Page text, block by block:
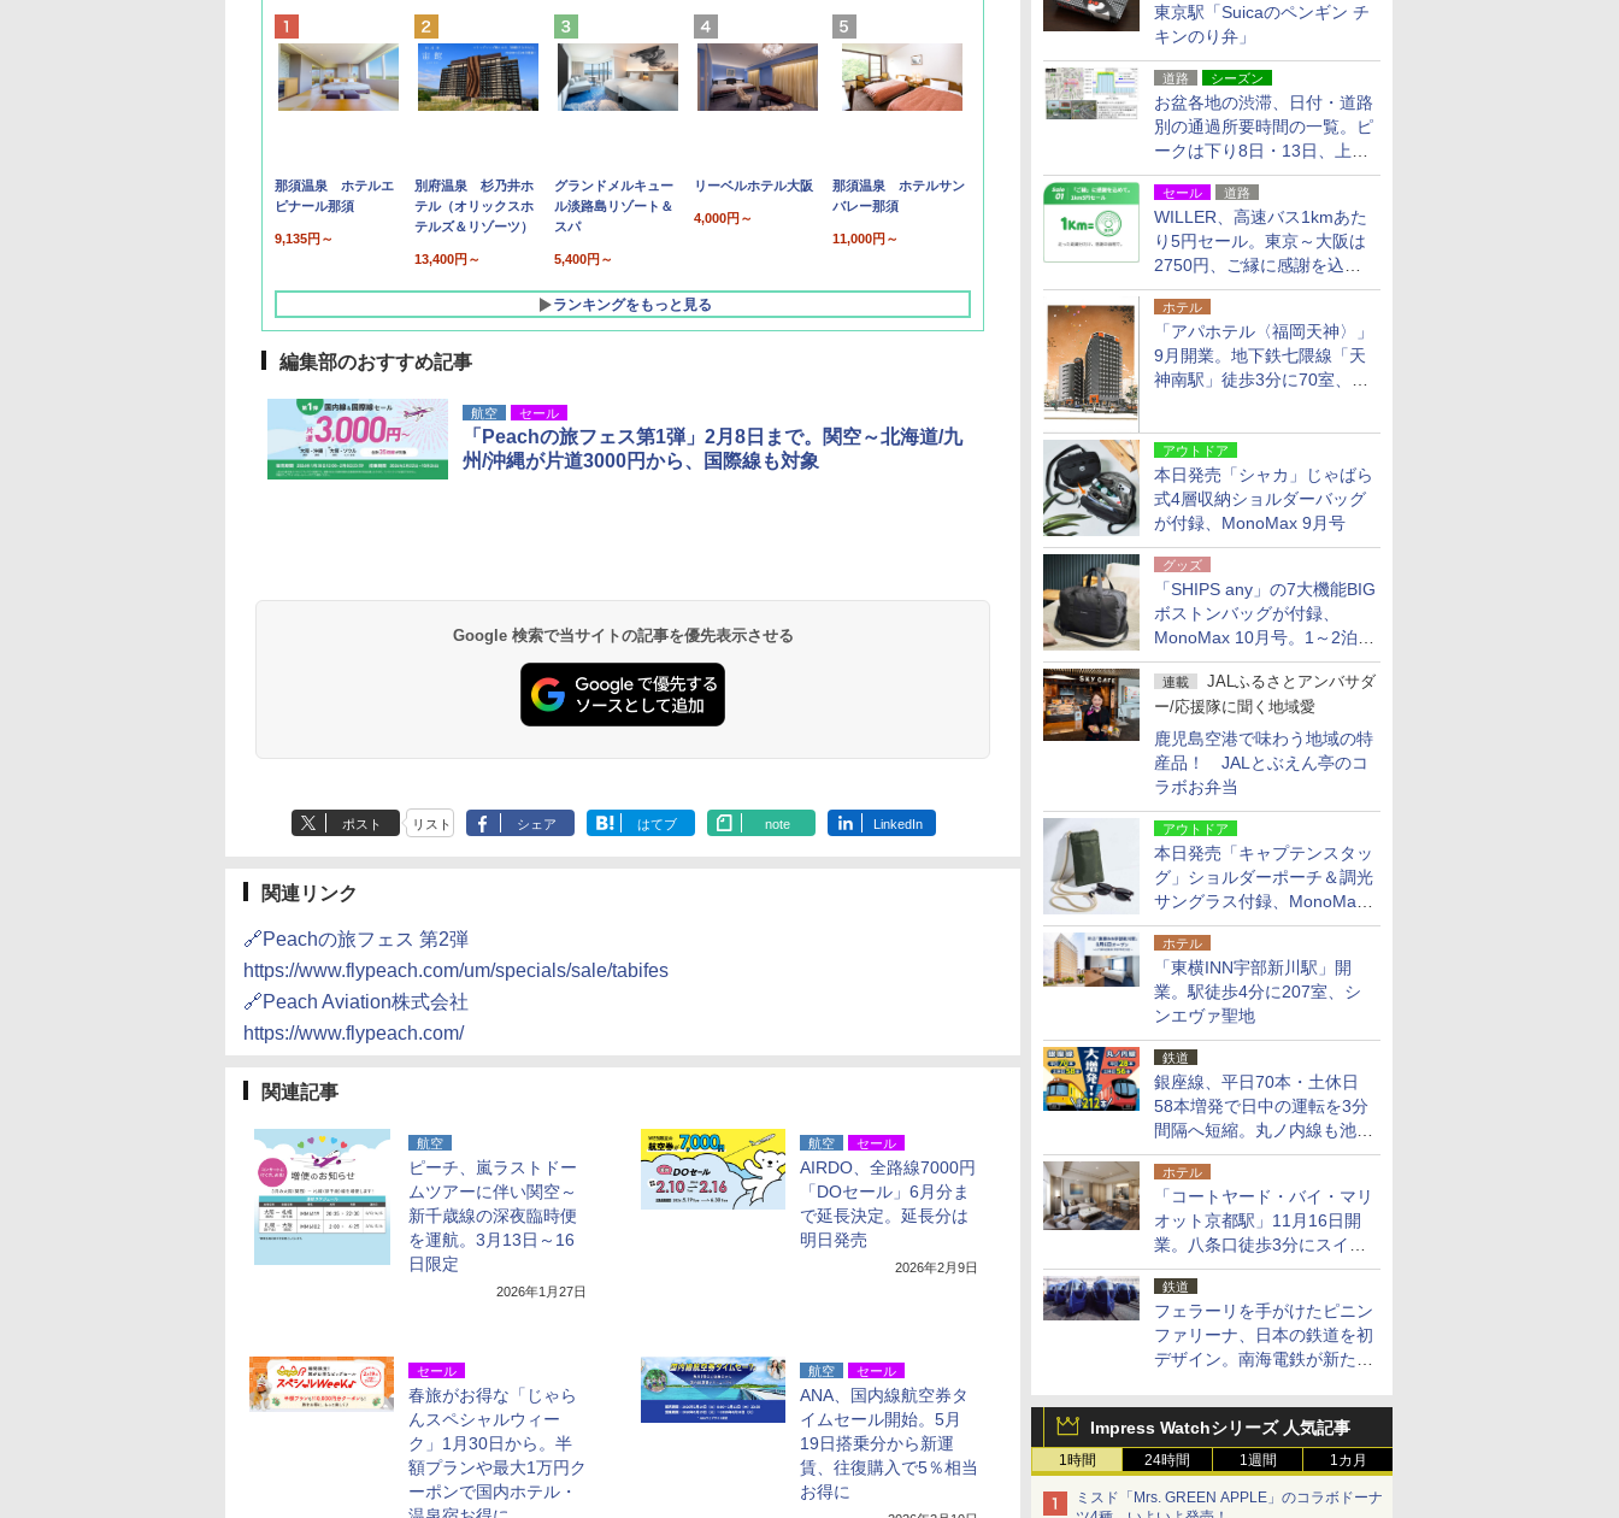
東京駅「Suicaのペンギン チ
キンのり弁」
道路 シーズン
お盆各地の渋滞、日付・道路
別の通過所要時間の一覧。ピ
ークは下り8日・13日、上り
14日・15日
セール 道路
WILLER、高速バス1kmあた
り5円セール。東京～大阪は
2750円、ご縁に感謝を込め
た20周年記念キャンペーン
ホテル
「アパホテル〈福岡天神〉」
9月開業。地下鉄七隈線「天
神南駅」徒歩3分に70室、エ
アウトドア
本日発売「シャカ」じゃばら
式4層収納ショルダーバッグ
が付録、MonoMax 9月号
グッズ
「SHIPS any」の7大機能BIG
ボストンバッグが付録、
MonoMax 10月号。1～2泊の
荷物、キャリーオンも可能
連載
JALふるさとアンバサダ
ー/応援隊に聞く地域愛
鹿児島空港で味わう地域の特
産品！ JALとぶえん亭のコ
ラボお弁当
アウトドア
本日発売「キャプテンスタッ
グ」ショルダーポーチ＆調光
サングラス付録、MonoMax
9月号増刊
ホテル
「東横INN宇部新川駅」開
業。駅徒歩4分に207室、シ
ンエヴァ聖地
鉄道
銀座線、平日70本・土休日
58本増発で日中の運転を3分
間隔へ短縮。丸ノ内線も池袋
～中野坂上を4分間隔に
ホテル
「コートヤード・バイ・マリ
オット京都駅」11月16日開
業。八条口徒歩3分にスイー
ト含む全270室、ダイニング
も併設
鉄道
フェラーリを手がけたピニン
ファリーナ、日本の鉄道を初
デザイン。南海電鉄が新たな
導入
Impress Watchシリーズ 人気記事
1時間 24時間 1週間 1カ月
ミスド「Mrs. GREEN APPLE」のコラボドーナ
那須温泉 ホテルエ
ピナール那須
9,135円～
別府温泉 杉乃井ホ
テル（オリックスホ
テルズ＆リゾーツ）
13,400円～
グランドメルキュー
ル淡路島リゾート＆
スパ
5,400円～
リーベルホテル大阪
4,000円～
那須温泉 ホテルサン
バレー那須
11,000円～
ランキングをもっと見る
10,450円～
19,541円～
7,950円～
5,758円～
編集部のおすすめ記事
航空 セール
「Peachの旅フェス第1弾」2月8日まで。関空～北海道/九
州/沖縄が片道3000円から、国際線も対象
Google 検索で当サイトの記事を優先表示させる
ポスト リスト シェア はてブ note LinkedIn
関連リンク
🔗Peachの旅フェス 第2弾
https://www.flypeach.com/um/specials/sale/tabifes
🔗Peach Aviation株式会社
https://www.flypeach.com/
関連記事
航空
ピーチ、嵐ラストドー
ムツアーに伴い関空～
新千歳線の深夜臨時便
を運航。3月13日～16
日限定
2026年1月27日
航空 セール
AIRDO、全路線7000円
「DOセール」6月分ま
で延長決定。延長分は
明日発売
2026年2月9日
セール
春旅がお得な「じゃら
んスペシャルウィー
ク」1月30日から。半
額プランや最大1万円ク
ーポンで国内ホテル・
航空 セール
ANA、国内線航空券タ
イムセール開始。5月
19日搭乗分から新運
賃、往復購入で5％相当
お得に